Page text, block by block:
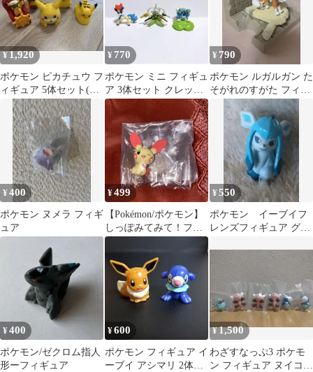
¥1,920
ポケモン ピカチュウ フ
ィギュア 5体セット(ハ
ッピーセット＋古いフ
ィギュア)
¥ 770
ポケモン ミニ フィギュ
ア 3体セット クレッフ
ィ ケルディオ ケロマツ
¥ 790
ポケモン ルガルガン た
そがれのすがた フィギ
¥400
ポケモン ヌメラ フィギ
ュア
¥499
【Pokémon/ポケモン】
しっぽみてみて！フィ
ギュア2 プラスル
¥550
ポケモン イーブイフ
レンズフィギュア グレ
¥400
ポケモン/ゼクロム指人
形ーフィギュア
¥600
ポケモン フィギュア イ
ーブイ アシマリ 2体セ
¥1,500
わざすなっぷ3 ポケモ
ン フィギュア ヌイコグ